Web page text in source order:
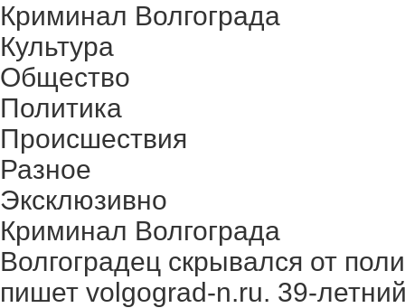
Криминал Волгограда
Культура
Общество
Политика
Происшествия
Разное
Эксклюзивно
Криминал Волгограда
Волгоградец скрывался от
пишет volgograd-n.ru. 39-